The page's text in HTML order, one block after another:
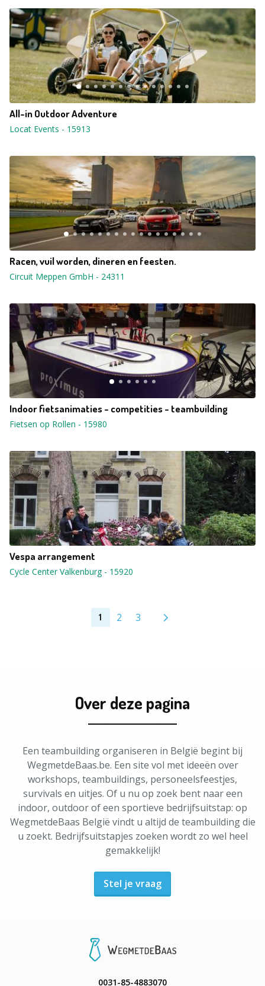
All-in Outdoor Adventure
Locat Events - 15913
Racen, vuil worden, dineren en feesten.
Circuit Meppen GmbH - 24311
Indoor fietsanimaties - competities - teambuilding
Fietsen op Rollen - 15980
Vespa arrangement
Cycle Center Valkenburg- 15920
1 2 3
Over deze pagina
Een teambuilding organiseren in België begint bij
WegmetdeBaas.be. Een site vol met ideeën over
workshops, teambuildings, personeelsfeestjes,
survivals en uitjes. Of u nu op zoek bent naar een
indoor, outdoor of een sportieve bedrijfsuitstap: op
WegmetdeBaas België vindt u altijd de teambuilding die
u zoekt. Bedrijfsuitstapjes zoeken wordt zo wel heel
gemakkelijk!
Stel je vraag
0031-85-4883070